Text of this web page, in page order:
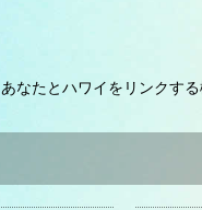
あなたとハワイをリンクする